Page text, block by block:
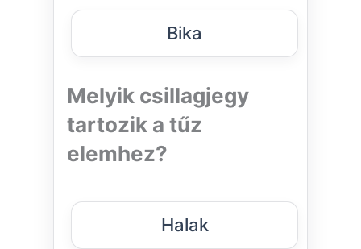
Bika
Melyik csillagjegy
tartozik a tűz
elemhez?
Halak